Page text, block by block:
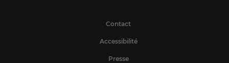
Contact
Accessibilité
Presse